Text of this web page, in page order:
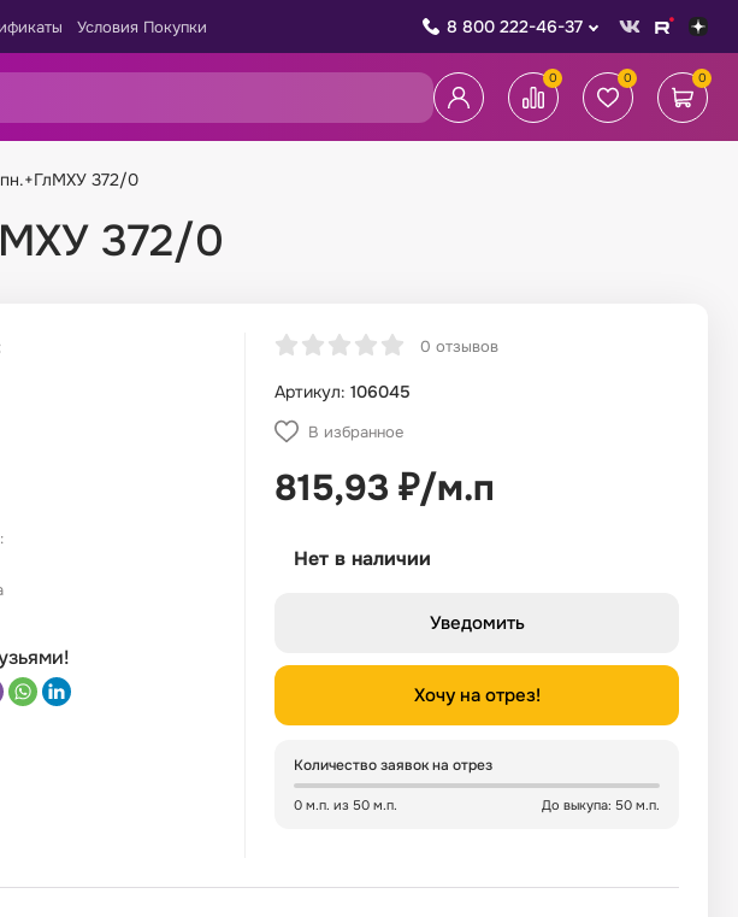
Условия Покупки 8 800 222-46-37
0 0 0
372/0
372/0
0 отзывов
Артикул: 106045
В избранное
815,93 ₽/м.п
Нет в наличии
Уведомить
Хочу на отрез!
Количество заявок на отрез
0 м.п. из 50 м.п. До выкупа: 50 м.п.